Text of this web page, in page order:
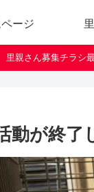
ージ
里親さん募集チラシ
動が終了